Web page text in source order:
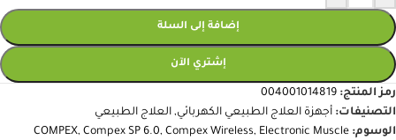
إضافة إلى السلة
إشتري الآن
رمز المنتج: 004001014819
التصنيفات: أجهزة العلاج الطبيعي الكهربائي, العلاج الطبيعي
الوسوم:
COMPEX, Compex SP 6.0, Compex Wireless, Electronic Muscle